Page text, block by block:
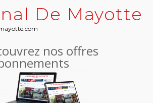
De Mayotte
nos offres